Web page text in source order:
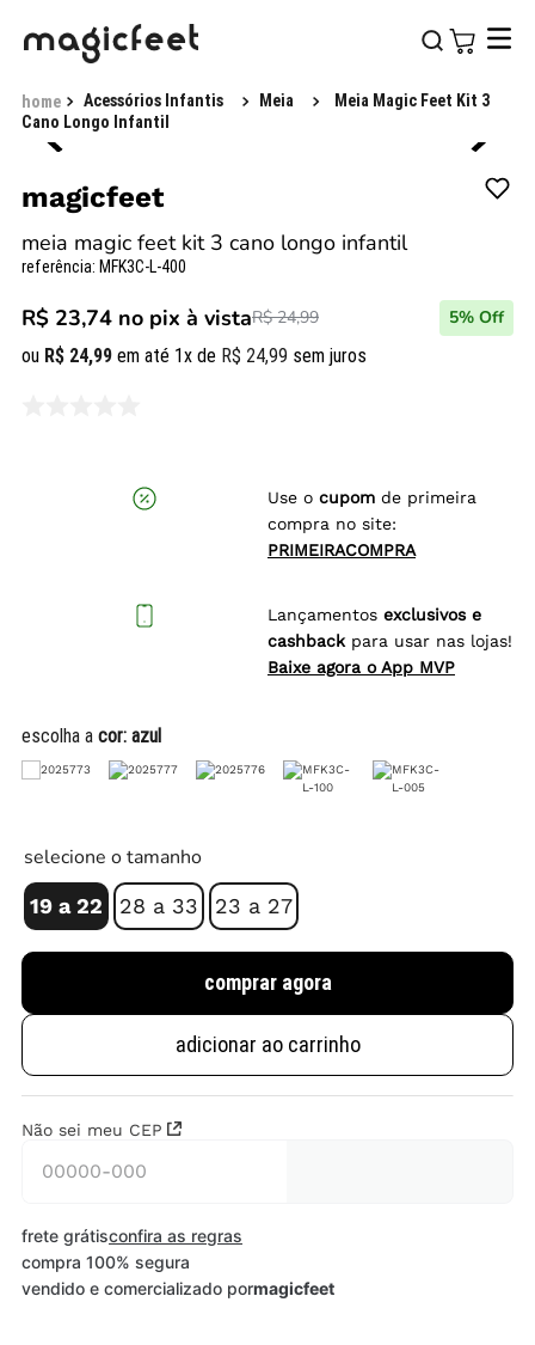
Acessórios Infantis Meia
Meia Magic Feet Kit 3
Cano Longo Infantil
magicfeet
meia magic feet kit 3 cano longo infantil
referência: MFK3C-L-400
R$ 23,74 no pix à vistaR$ 24,99 5% Off
ou R$ 24,99 em até 1x de R$ 24,99 sem juros
Use o cupom de primeira
compra no site:
PRIMEIRACOMPRA
Lançamentos exclusivos e
cashback para usar nas lojas!
Baixe agora o App MVP
escolha a cor: azul
selecione o tamanho
19 a 22 28 a 33 23 a 27
comprar agora
adicionar ao carrinho
Não sei meu CEP
frete grátisconfira as regras
compra 100% segura
vendido e comercializado pormagicfeet